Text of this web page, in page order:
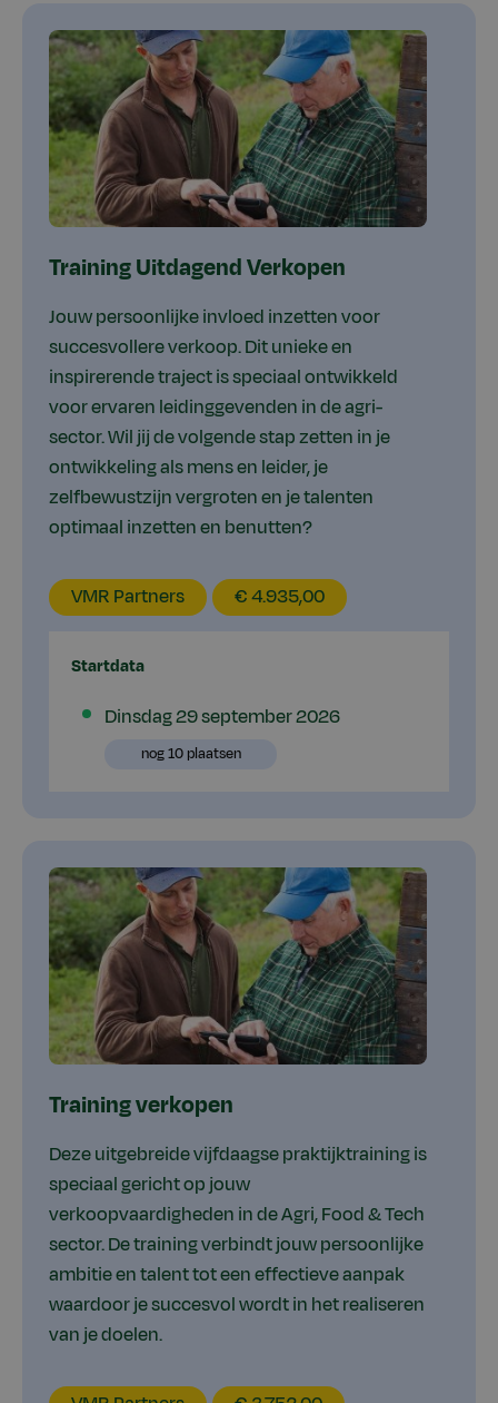
Training Uitdagend Verkopen
Jouw persoonlijke invloed inzetten voor
succesvollere verkoop. Dit unieke en
inspirerende traject is speciaal ontwikkeld
voor ervaren leidinggevenden in de agri-
sector. Wil jij de volgende stap zetten in je
ontwikkeling als mens en leider, je
zelfbewustzijn vergroten en je talenten
optimaal inzetten en benutten?
EducationLocation
VMR Partners EducationPrice
€ 4.935,00
Startdata
Plaatsen
beschikbaar
Dinsdag 29 september 2026
nog 10 plaatsen
Training verkopen
Deze uitgebreide vijfdaagse praktijktraining is
speciaal gericht op jouw
verkoopvaardigheden in de Agri, Food & Tech
sector. De training verbindt jouw persoonlijke
ambitie en talent tot een effectieve aanpak
waardoor je succesvol wordt in het realiseren
van je doelen.
EducationLocation EducationPrice